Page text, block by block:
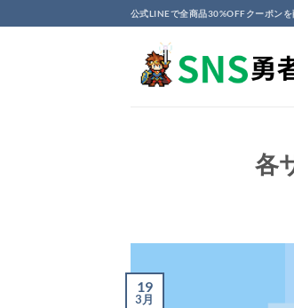
to
公式LINEで全商品30%OFFクーポンを
各
19
3月